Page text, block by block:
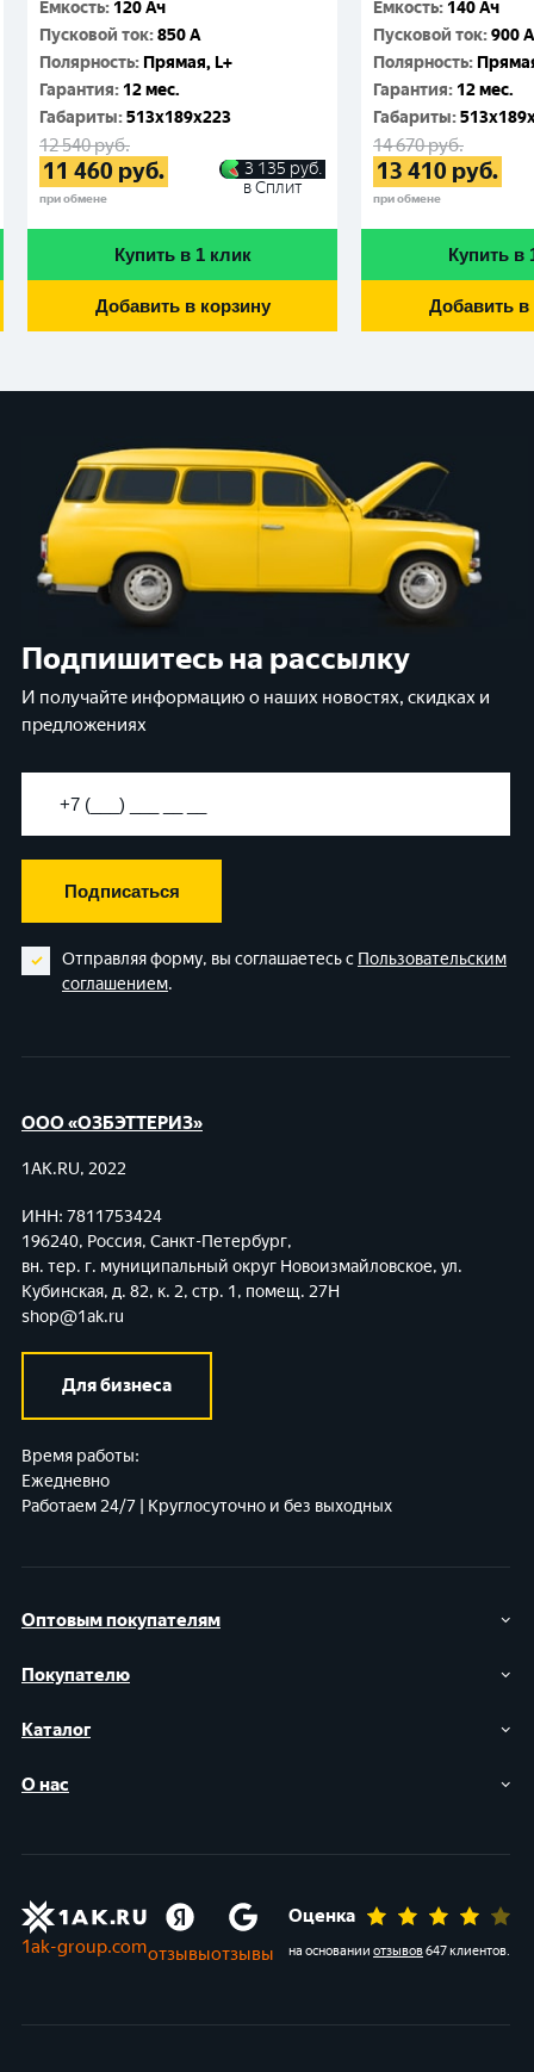
Емкость: 120 Ач
Пусковой ток:850 A
Полярность: Прямая, L+
Гарантия: 12 мес.
Габариты:513x189x223
12 540руб.
11 460 руб.
при обмене
3 135 руб.
в Сплит
Купить в 1 клик
Добавить в корзину
Емкость: 140 Ач
Пусковой ток:900 A
Полярность:
Гарантия: 12 мес.
Габариты:
14 670руб.
13 410 руб.
при обмене
Купить в
Добавить в
Подпишитесь на рассылку
И получайте информацию о наших новостях, скидках и
предложениях
Подписаться
Отправляя форму, вы соглашаетесь с Пользовательским
соглашением.
Оптовым покупателям
Покупателю
Каталог
О нас
ООО «ОЗБЭТТЕРИЗ»
1AK.RU, 2022
ИНН: 7811753424
196240, Россия, Санкт-Петербург,
вн. тер. г. муниципальный округ Новоизмайловское, ул.
Кубинская, д. 82, к. 2, стр. 1, помещ. 27Н
shop@1ak.ru
Для бизнеса
Время работы:
Ежедневно
Работаем 24/7 | Круглосуточно и без выходных
1ak-group.comотзывыотзывы
Оценка
на основании отзывов647 клиентов.